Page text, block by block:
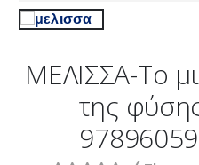
ΜΕΛΙΣΣΑ-Το
της